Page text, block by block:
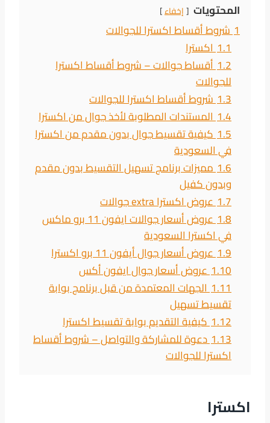
المحتويات إخفاء
1شروط أقساط اكسترا للجوالات
1.1اكسترا
1.2أقساط جوالات – شروط أقساط اكسترا
للجوالات
1.3شروط أقساط اكسترا للجوالات
1.4المستندات المطلوبة لأخذ جوال من اكسترا
1.5كيفية تقسيط جوال بدون مقدم من اكسترا
في السعودية
1.6مميزات برنامج تسهيل التقسيط بدون مقدم
وبدون كفيل
1.7عروض اكسترا extra جوالات
1.8
عروض أسعار جوالات ايفون 11 برو ماكس
في اكسترا السعودية
1.9عروض أسعار جوال أيفون 11 برو اكسترا
1.10عروض أسعار جوال ايفون أكس
1.11الجهات المعتمدة من قبل برنامج بوابة
تقسيط تسهيل
1.12كيفية التقديم بوابة تقسيط اكسترا
1.13دعوة للمشاركة والتواصل – شروط أقساط
اكسترا للجوالات
اكسترا